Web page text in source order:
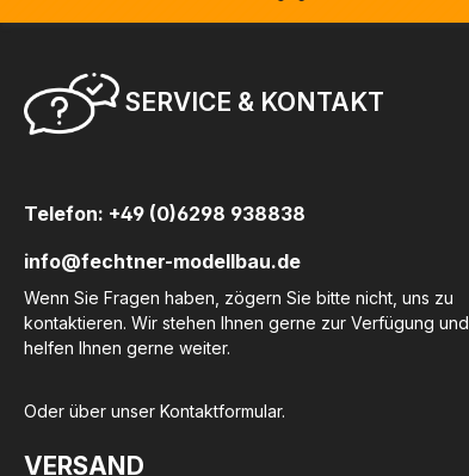
SERVICE & KONTAKT
Telefon: +49 (0)6298 938838
info@fechtner-modellbau.de
Wenn Sie Fragen haben, zögern Sie bitte nicht, uns zu
kontaktieren. Wir stehen Ihnen gerne zur Verfügung und
helfen Ihnen gerne weiter.
Oder über unser Kontaktformular.
VERSAND